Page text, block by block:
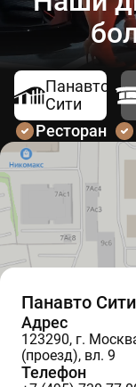
Панавто
Сити
Ресторан
Панавто Сити
Адрес
123290, г.
(проезд), вл. 9
Телефон